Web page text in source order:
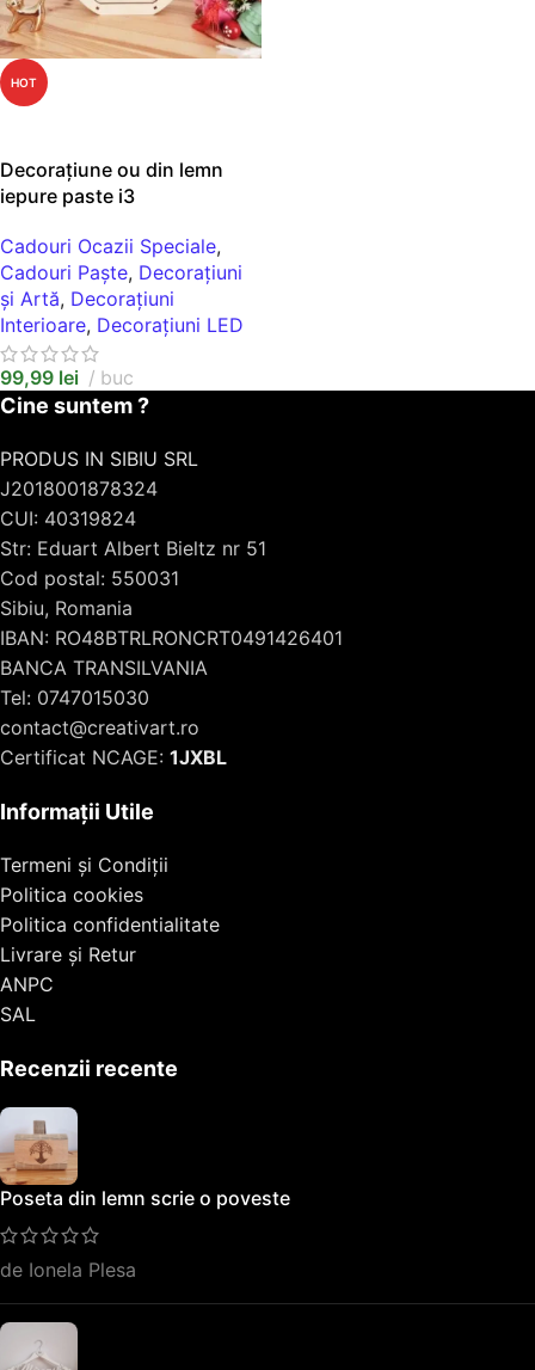
HOT
Decorațiune ou din lemn
iepure paste i3
Cadouri Ocazii Speciale,
Cadouri Paște, Decorațiuni
și Artă, Decorațiuni
Interioare, Decorațiuni LED
99,99 lei buc
Cine suntem ?
PRODUS IN SIBIU SRL
J2018001878324
CUI: 40319824
Str: Eduart Albert Bieltz nr 51
Cod postal: 550031
Sibiu, Romania
IBAN: RO48BTRLRONCRT0491426401
BANCA TRANSILVANIA
Tel: 0747015030
contact@creativart.ro
Certificat NCAGE: 1JXBL
Informații Utile
Termeni și Condiții
Politica cookies
Politica confidentialitate
Livrare și Retur
ANPC
SAL
Recenzii recente
Poseta din lemn scrie o poveste
de Ionela Plesa